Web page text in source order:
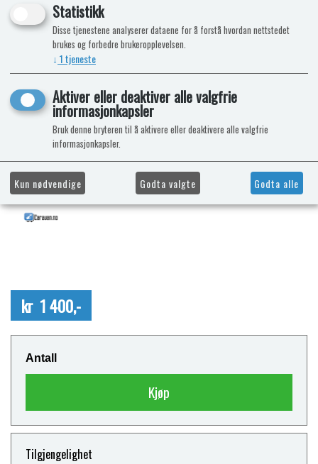
kr 1 400,-
Antall
Kjøp
Tilgjengelighet
Statistikk
Disse tjenestene analyserer dataene for å forstå hvordan nettstedet
brukes og forbedre brukeropplevelsen.
↓ 1tjeneste
Aktiver eller deaktiver alle valgfrie
informasjonkapsler
Bruk denne bryteren til å aktivere eller deaktivere alle valgfrie
informasjonkapsler.
Kun nødvendige Godta valgte Godta alle